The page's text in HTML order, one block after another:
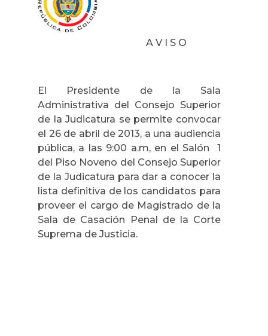
A V I S O
El Presidente de la Sala
Administrativa del Consejo Superior
de la Judicatura se permite convocar
el 26 de abril de 2013, a una audiencia
pública, a las 9:00 a.m, en el Salón 1
del Piso Noveno del Consejo Superior
de la Judicatura para dar a conocer la
lista definitiva de los candidatos para
proveer el cargo de Magistrado de la
Sala de Casación Penal de la Corte
Suprema de Justicia.